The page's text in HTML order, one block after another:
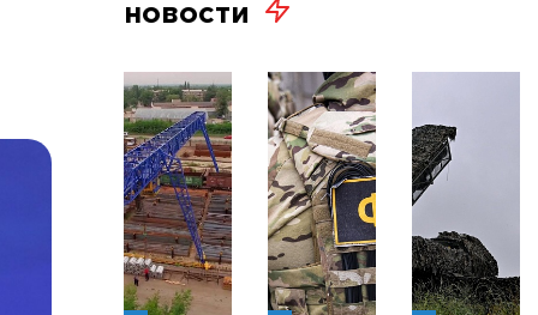
новости